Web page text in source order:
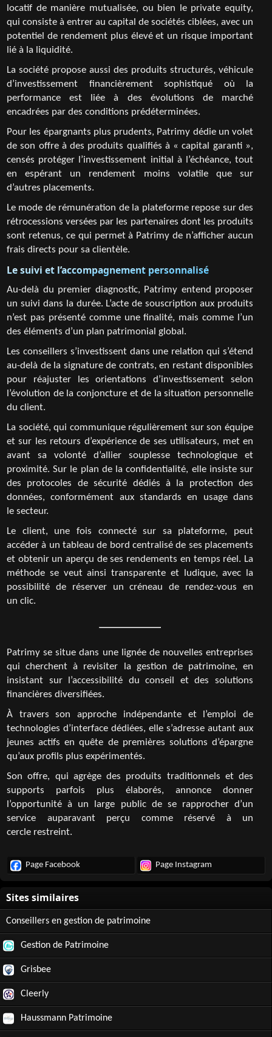
locatif de manière mutualisée, ou bien le private equity,
qui consiste à entrer au capital de sociétés ciblées, avec un
potentiel de rendement plus élevé et un risque important
lié à la liquidité.
La société propose aussi des produits structurés, véhicule
d’investissement financièrement sophistiqué où la
performance est liée à des évolutions de marché
encadrées par des conditions prédéterminées.
Pour les épargnants plus prudents, Patrimy dédie un volet
de son offre à des produits qualifiés à « capital garanti »,
censés protéger l’investissement initial à l’échéance, tout
en espérant un rendement moins volatile que sur
d’autres placements.
Le mode de rémunération de la plateforme repose sur des
rétrocessions versées par les partenaires dont les produits
sont retenus, ce qui permet à Patrimy de n’afficher aucun
frais directs pour sa clientèle.
Le suivi et l’accompagnement personnalisé
Au-delà du premier diagnostic, Patrimy entend proposer
un suivi dans la durée. L’acte de souscription aux produits
n’est pas présenté comme une finalité, mais comme l’un
des éléments d’un plan patrimonial global.
Les conseillers s’investissent dans une relation qui s’étend
au-delà de la signature de contrats, en restant disponibles
pour réajuster les orientations d’investissement selon
l’évolution de la conjoncture et de la situation personnelle
du client.
La société, qui communique régulièrement sur son équipe
et sur les retours d’expérience de ses utilisateurs, met en
avant sa volonté d’allier souplesse technologique et
proximité. Sur le plan de la confidentialité, elle insiste sur
des protocoles de sécurité dédiés à la protection des
données, conformément aux standards en usage dans
le secteur.
Le client, une fois connecté sur sa plateforme, peut
accéder à un tableau de bord centralisé de ses placements
et obtenir un aperçu de ses rendements en temps réel. La
méthode se veut ainsi transparente et ludique, avec la
possibilité de réserver un créneau de rendez-vous en
un clic.
Patrimy se situe dans une lignée de nouvelles entreprises
qui cherchent à revisiter la gestion de patrimoine, en
insistant sur l’accessibilité du conseil et des solutions
financières diversifiées.
À travers son approche indépendante et l’emploi de
technologies d’interface dédiées, elle s’adresse autant aux
jeunes actifs en quête de premières solutions d’épargne
qu’aux profils plus expérimentés.
Son offre, qui agrège des produits traditionnels et des
supports parfois plus élaborés, annonce donner
l’opportunité à un large public de se rapprocher d’un
service auparavant perçu comme réservé à un
cercle restreint.
Page Facebook Page Instagram
Conseillers en gestion de patrimoine
Gestion de Patrimoine
Grisbee
Cleerly
Haussmann Patrimoine